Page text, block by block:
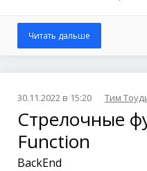
Читать дальше
30.11.2022 в 15:20 Тим
Стрелочные
Function
BackEnd